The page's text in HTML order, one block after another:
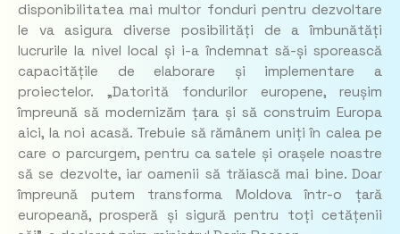
disponibilitatea mai multor fonduri pentru dezvoltare
le va asigura diverse posibilități de a îmbunătăți
lucrurile la nivel local și i-a îndemnat să-și sporească
capacitățile de elaborare și implementare a
proiectelor. „Datorită fondurilor europene, reușim
împreună să modernizăm țara și să construim Europa
aici, la noi acasă. Trebuie să rămânem uniți în calea pe
care o parcurgem, pentru ca satele și orașele noastre
să se dezvolte, iar oamenii să trăiască mai bine. Doar
împreună putem transforma Moldova într-o țară
europeană, prosperă și sigură pentru toți cetățenii